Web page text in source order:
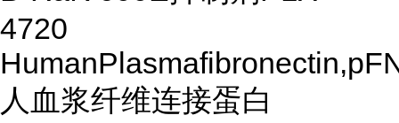
4720
人血浆纤维连接蛋白